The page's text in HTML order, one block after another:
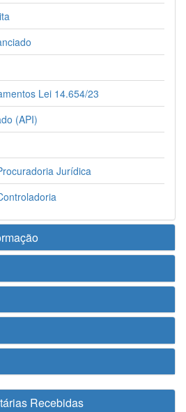
Lei 14.654/23
(API)
Jurídica
Recebidas